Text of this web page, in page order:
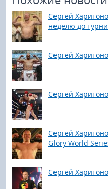
Сергей
неделю до
Сергей
Сергей
Сергей
Glory World
Сергей